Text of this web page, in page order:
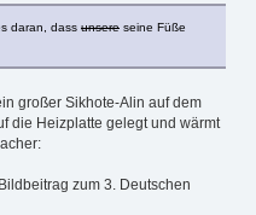
daran, dass unsere seine Füße
großer Sikhote-Alin auf dem
die Heizplatte gelegt und wärmt
zum 3. Deutschen